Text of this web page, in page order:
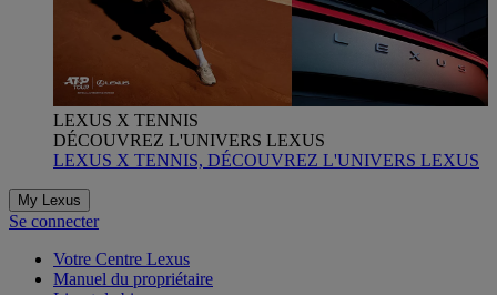
LEXUS X TENNIS
DÉCOUVREZ L'UNIVERS LEXUS
LEXUS X TENNIS, DÉCOUVREZ L'UNIVERS LEXUS
My Lexus
Se connecter
Votre Centre Lexus
Manuel du propriétaire